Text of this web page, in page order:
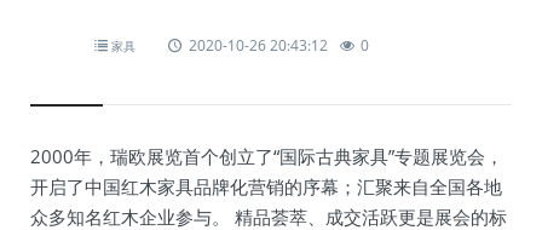
家具 2020-10-26 20:43:12 0
2000年，瑞欧展览首个创立了“国际古典家具”专题展览会，
开启了中国红木家具品牌化营销的序幕；汇聚来自全国各地
众多知名红木企业参与。 精品荟萃、成交活跃更是展会的标